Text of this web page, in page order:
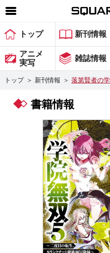
SQUARE ENIX 公式サ
ゲーム
マガジン＆ブックス
グッズ
会社情報
スクウェア・エニックス サイト内
トップ 新刊情報
アニメ
実写
雑誌情報
トップ ＞ 新刊情報 ＞ 落第賢者の
書籍情報